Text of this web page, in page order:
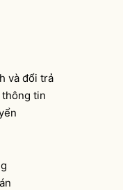
và đổi trả
thông tin